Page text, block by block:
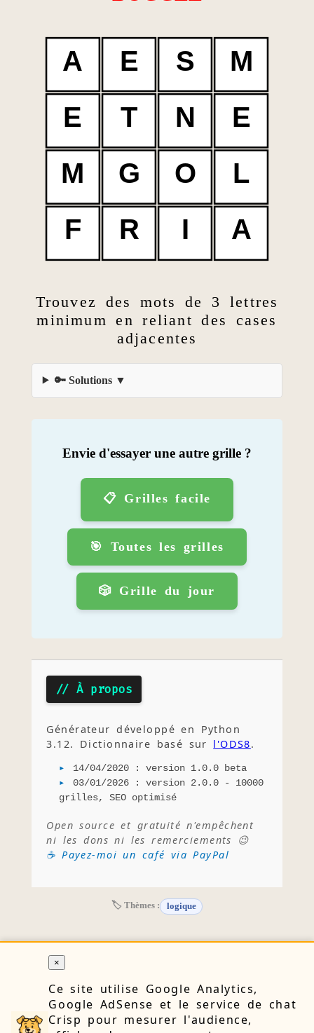
×
Ce site utilise Google Analytics,
Google AdSense et le service de chat
Crisp pour mesurer l'audience,
A E S
M
E
T N
E
M
G O L
F R I A
Trouvez des mots de 3 lettres
minimum en reliant des cases
adjacentes
🔑 Solutions
Envie d'essayer une autre grille ?
📋 Grilles facile
🎯 Toutes les grilles
🎲 Grille du jour
// À propos
Générateur développé en Python
3.12. Dictionnaire basé sur l'ODS8.
14/04/2020 : version 1.0.0 beta
03/01/2026 : version 2.0.0 - 10000
grilles, SEO optimisé
Open source et gratuité n'empêchent
ni les dons ni les remerciements 😉
☕ Payez-moi un café via PayPal
🏷 Thèmes : logique